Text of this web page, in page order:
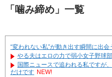
「 噛み締め 」 一覧
“変われない私”が動き出す瞬間に出会
やる夫はエロの力で弱小女子野球
国際ニュースで追われる私ですが
だけです NEW!